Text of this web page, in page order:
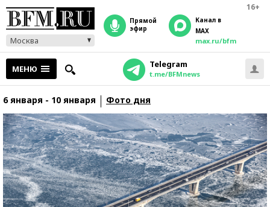
16+
Москва
прямой
эфир
Канал в
MAX
max.ru/bfm
МЕНЮ Telegram
t.me/BFMnews
6 января - 10 января Фото дня